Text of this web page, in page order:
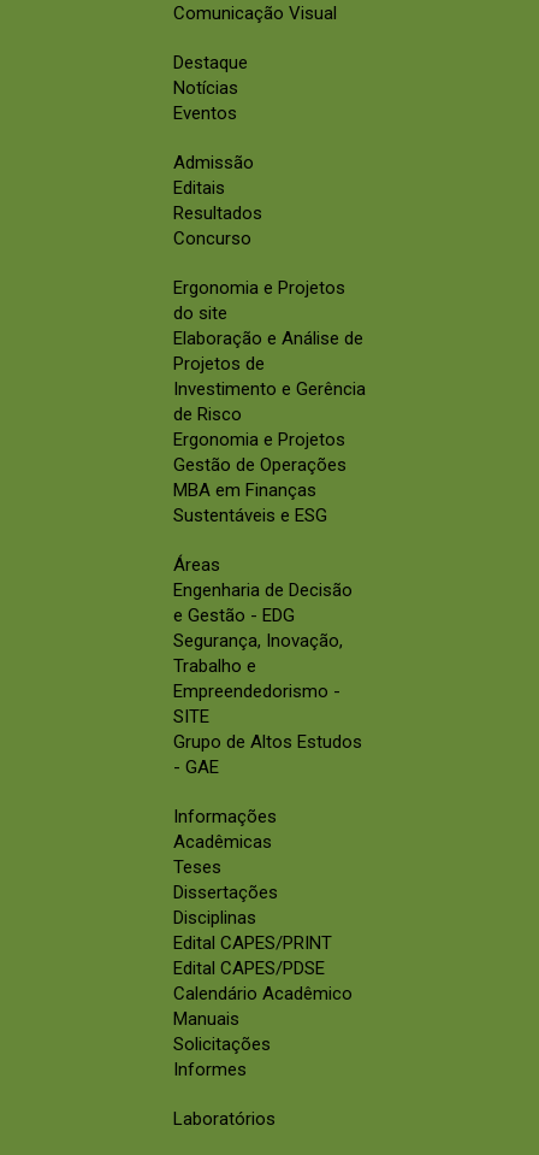
Comunicação Visual
Destaque
Notícias
Eventos
Admissão
Editais
Resultados
Concurso
Ergonomia e Projetos
do site
Elaboração e Análise de
Projetos de
Investimento e Gerência
de Risco
Ergonomia e Projetos
Gestão de Operações
MBA em Finanças
Sustentáveis e ESG
Áreas
Engenharia de Decisão
e Gestão - EDG
Segurança, Inovação,
Trabalho e
Empreendedorismo -
SITE
Grupo de Altos Estudos
- GAE
Informações
Acadêmicas
Teses
Dissertações
Disciplinas
Edital CAPES/PRINT
Edital CAPES/PDSE
Calendário Acadêmico
Manuais
Solicitações
Informes
Laboratórios